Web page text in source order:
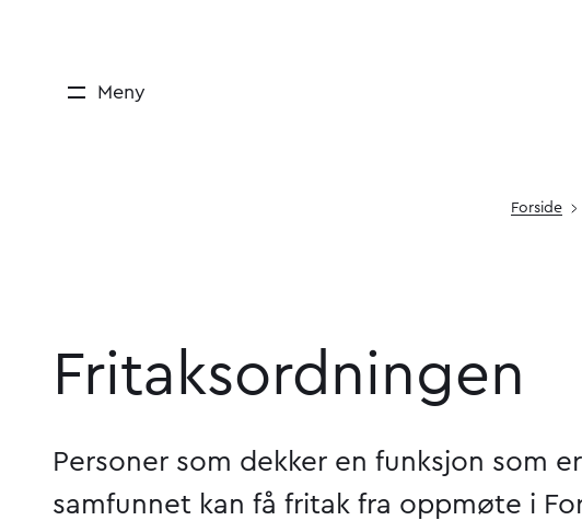
Meny
Forside
Fritaks­ordningen
Personer som dekker en funksjon som
samfunnet kan få fritak fra oppmøte i